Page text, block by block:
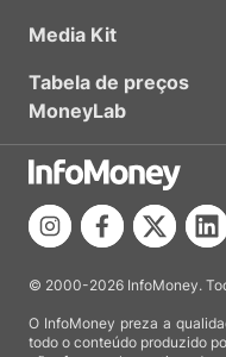
Media Kit
Tabela de preços
MoneyLab
© 2000-2026 InfoMoney.
O InfoMoney preza a
todo o conteúdo produzido